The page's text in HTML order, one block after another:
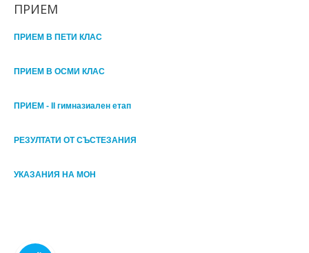
ПРИЕМ
ПРИЕМ В ПЕТИ КЛАС
ПРИЕМ В ОСМИ КЛАС
ПРИЕМ - II гимназиален етап
РЕЗУЛТАТИ ОТ СЪСТЕЗАНИЯ
УКАЗАНИЯ НА МОН